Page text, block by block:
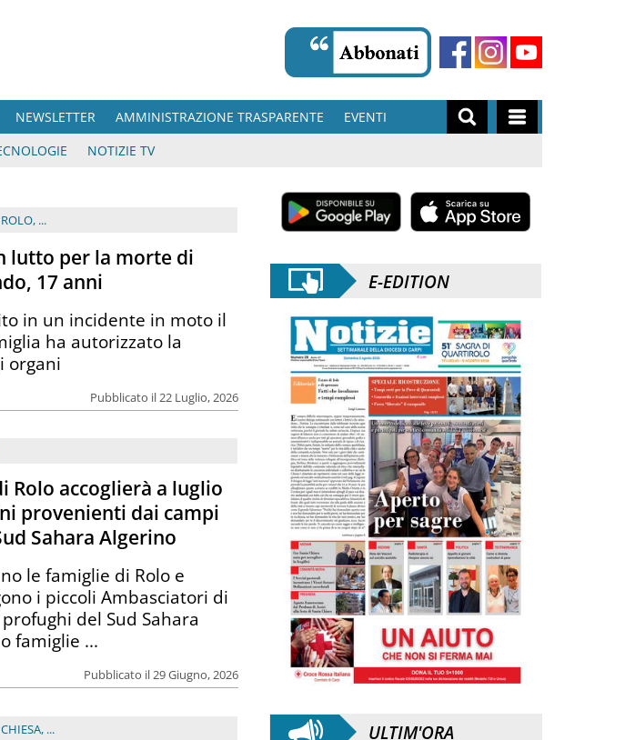
NEWSLETTER AMMINISTRAZIONE TRASPARENTE
EVENTI
NOTIZIE TV
ROLO, ...
lutto per la morte di
17 anni
Pubblicato il 22 Luglio, 2026
in un incidente in moto il
ha autorizzato la
organi
Rolo accoglierà a luglio
provenienti dai campi
Sahara Algerino
Pubblicato il 29 Giugno, 2026
le famiglie di Rolo e
i piccoli Ambasciatori di
del Sud Sahara
famiglie ...
CHIESA, ...
E-EDITION
ULTIM'ORA